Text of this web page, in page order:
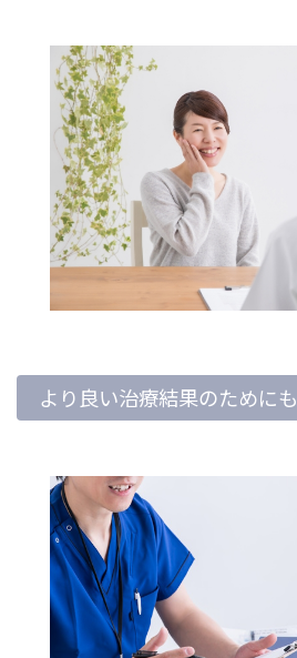
より良い治療結果のためにも